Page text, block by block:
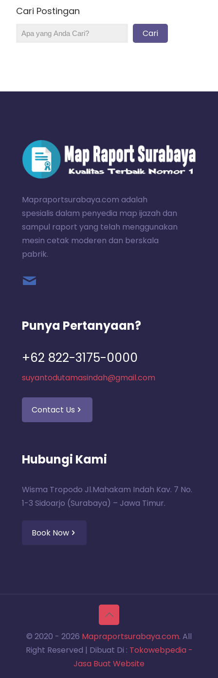
Cari Postingan
Cari
Mapraportsurabaya.com adalah
spesialis dalam penyedia map ijazah dan
sampul raport yang telah menggunakan
mesin cetak moderen dan berskala
pabrik.
Punya Pertanyaan?
+62 822-3175-0000
suyantodutamasindah@gmail.com
Contact Us
Hubungi Kami
Wisma Tropodo Jl.Mahakam Indah Kav. 7 No.
1-3 Sidoarjo (Surabaya) – Jawa Timur.
Book Now
© 2020 - 2026 Mapraportsurabaya.com. All
Right Reserved | Dibuat Di : Tokowebpedia -
Jasa Buat Website